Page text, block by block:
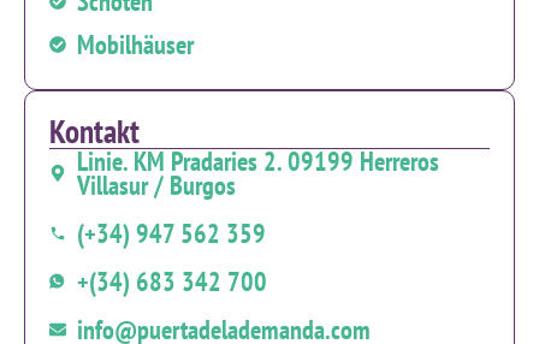
Mobilhäuser
Kontakt
Linie. KM Pradaries 2. 09199 Herreros
Villasur / Burgos
(+34) 947 562 359
+(34) 683 342 700
info@puertadelademanda.com